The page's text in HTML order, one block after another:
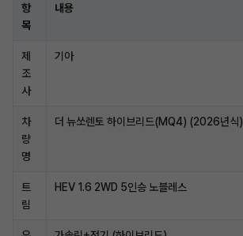
항
목
내용
제
조
사
기아
차
량
명
더 뉴쏘렌토 하이브리드(MQ4) (2026년식)
트
림
HEV 1.6 2WD 5인승 노블레스